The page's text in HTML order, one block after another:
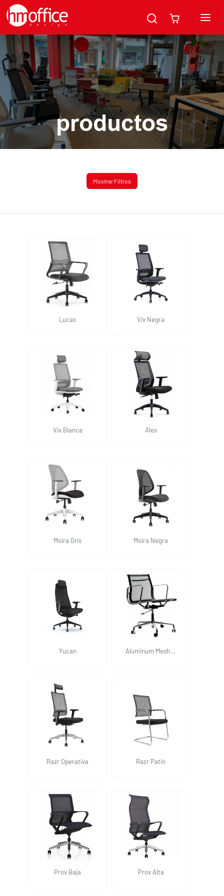
productos
Mostrar Filtros
Lucas Vix Negra
Vix Blanca Alex
Moira Gris Moira Negra
Yucan
Aluminum Mesh
Razr Operativa Razr Patin
Prov Baja Prov Alta